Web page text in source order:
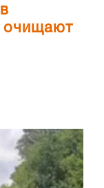
очищают